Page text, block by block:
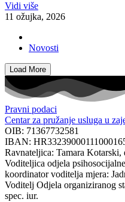
Vidi više
11 ožujka, 2026
Novosti
Load More
Pravni podaci
Centar za pružanje usluga u
OIB: 71367732581
IBAN:
Ravnateljica: Tamara Kotarski,
Voditeljica odjela
koordinator voditelja mjera:
Voditelj Odjela organiziranog
spec. iur.